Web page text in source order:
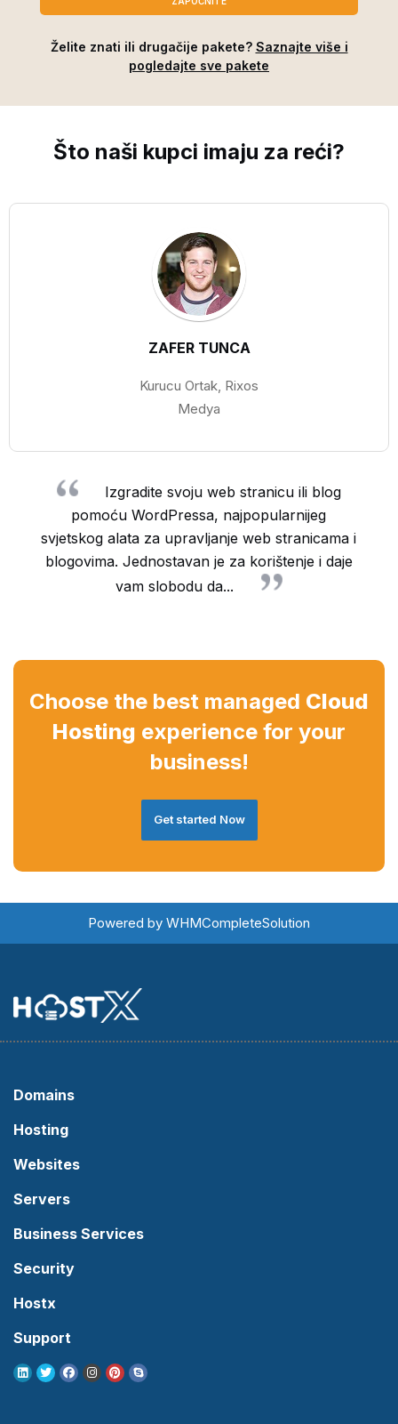
Želite znati ili drugačije pakete? Saznajte više i
pogledajte sve pakete
Što naši kupci imaju za reći?
ZAFER TUNCA
Kurucu Ortak, Rixos
Medya
Izgradite svoju web stranicu ili blog
pomoću WordPressa, najpopularnijeg
svjetskog alata za upravljanje web stranicama i
blogovima. Jednostavan je za korištenje i daje
vam slobodu da...
Choose the best managed Cloud
Hosting experience for your
business!
Get started Now
Powered by WHMCompleteSolution
Domains
Hosting
Websites
Servers
Business Services
Security
Hostx
Support